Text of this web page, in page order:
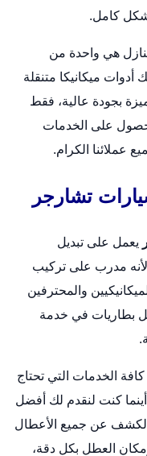
كامل.
هي واحدة من
أدوات ميكانيكا متنقلة
بجودة عالية، فقط
على الخدمات
عملائنا الكرام.
تشارجر
يعمل على تبديل
مدرب على تركيب
والمحترفين
بطاريات في خدمة
الخدمات التي تحتاج
أينما كنت لنقدم لك أفضل
الكشف عن جميع الأعطال
ومكان العطل بكل دقة،